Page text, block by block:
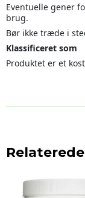
Eventuelle gener
brug.
Bør ikke træde i
Klassificeret som
Produktet er et